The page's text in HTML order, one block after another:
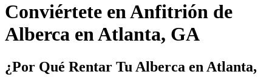
Conviértete en Anfitrión de
Alberca en Atlanta, GA
¿Por Qué Rentar Tu Alberca en Atlanta,